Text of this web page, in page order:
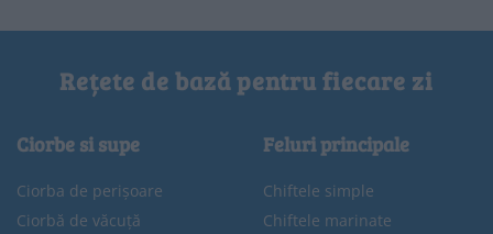
Rețete de bază pentru fiecare zi
Ciorbe si supe
Ciorba de perișoare
Ciorbă de văcuță
Feluri principale
Chiftele simple
Chiftele marinate